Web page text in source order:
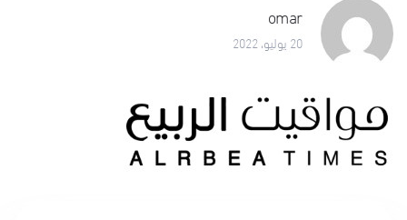
omar
20 يوليو، 2022